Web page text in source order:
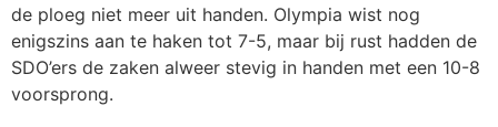
de ploeg niet meer uit handen. Olympia wist nog
enigszins aan te haken tot 7-5, maar bij rust hadden de
SDO’ers de zaken alweer stevig in handen met een 10-8
voorsprong.